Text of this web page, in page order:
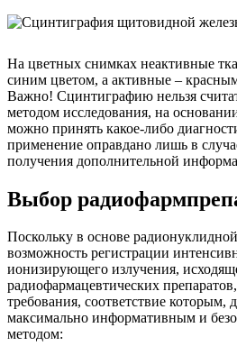
На цветных снимках неактивные
синим цветом, а активные –
Важно! Сцинтиграфию нельзя
методом исследования, на
можно принять какое-либо
применение оправдано лишь в
получения дополнительной
Выбор
Поскольку в основе
возможность регистрации
ионизирующего излучения,
радиофармацевтических
требования, соответствие которым,
максимально информативным и
методом: